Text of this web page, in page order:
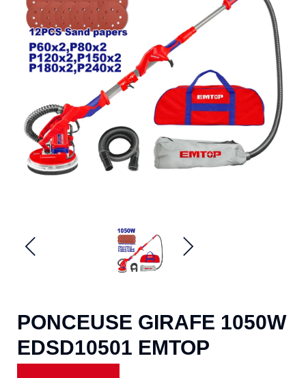
PONCEUSE GIRAFE 1050W
EDSD10501 EMTOP